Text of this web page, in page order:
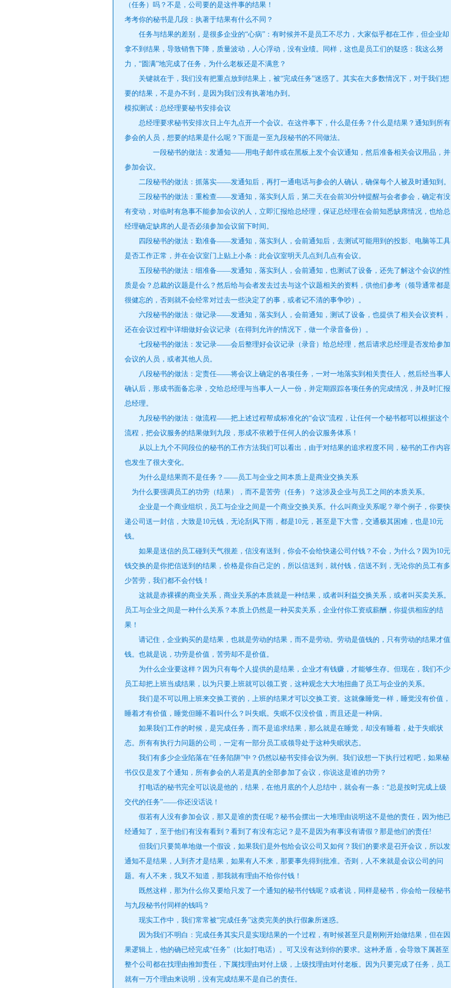
（任务）吗？不是，公司要的是这件事的结果！
考考你的秘书是几段：执著于结果有什么不同？
任务与结果的差别，是很多企业的“心病”：有时候并不是员工不尽力，大家似乎都在工作，但企业却
拿不到结果，导致销售下降，质量波动，人心浮动，没有业绩。同样，这也是员工们的疑惑：我这么努
力，“圆满”地完成了任务，为什么老板还是不满意？
关键就在于，我们没有把重点放到结果上，被“完成任务”迷惑了。其实在大多数情况下，对于我们想
要的结果，不是办不到，是因为我们没有执著地办到。
模拟测试：总经理要秘书安排会议
总经理要求秘书安排次日上午九点开一个会议。在这件事下，什么是任务？什么是结果？通知到所有
参会的人员，想要的结果是什么呢？下面是一至九段秘书的不同做法。
一段秘书的做法：发通知——用电子邮件或在黑板上发个会议通知，然后准备相关会议用品，并
参加会议。
二段秘书的做法：抓落实——发通知后，再打一通电话与参会的人确认，确保每个人被及时通知到。
三段秘书的做法：重检查——发通知，落实到人后，第二天在会前30分钟提醒与会者参会，确定有没
有变动，对临时有急事不能参加会议的人，立即汇报给总经理，保证总经理在会前知悉缺席情况，也给总
经理确定缺席的人是否必须参加会议留下时间。
四段秘书的做法：勤准备——发通知，落实到人，会前通知后，去测试可能用到的投影、电脑等工具
是否工作正常，并在会议室门上贴上小条：此会议室明天几点到几点有会议。
五段秘书的做法：细准备——发通知，落实到人，会前通知，也测试了设备，还先了解这个会议的性
质是会？总裁的议题是什么？然后给与会者发去过去与这个议题相关的资料，供他们参考（领导通常都是
很健忘的，否则就不会经常对过去一些决定了的事，或者记不清的事争吵）。
六段秘书的做法：做记录——发通知，落实到人，会前通知，测试了设备，也提供了相关会议资料，
还在会议过程中详细做好会议记录（在得到允许的情况下，做一个录音备份）。
七段秘书的做法：发记录——会后整理好会议记录（录音）给总经理，然后请求总经理是否发给参加
会议的人员，或者其他人员。
八段秘书的做法：定责任——将会议上确定的各项任务，一对一地落实到相关责任人，然后经当事人
确认后，形成书面备忘录，交给总经理与当事人一人一份，并定期跟踪各项任务的完成情况，并及时汇报
总经理。
九段秘书的做法：做流程——把上述过程帮成标准化的“会议”流程，让任何一个秘书都可以根据这个
流程，把会议服务的结果做到九段，形成不依赖于任何人的会议服务体系！
从以上九个不同段位的秘书的工作方法我们可以看出，由于对结果的追求程度不同，秘书的工作内容
也发生了很大变化。
为什么是结果而不是任务？——员工与企业之间本质上是商业交换关系
为什么要强调员工的功劳（结果），而不是苦劳（任务）？这涉及企业与员工之间的本质关系。
企业是一个商业组织，员工与企业之间是一个商业交换关系。什么叫商业关系呢？举个例子，你要快
递公司送一封信，大致是10元钱，无论刮风下雨，都是10元，甚至是下大雪，交通极其困难，也是10元
钱。
如果是送信的员工碰到天气很差，信没有送到，你会不会给快递公司付钱？不会，为什么？因为10元
钱交换的是你把信送到的结果，价格是你自己定的，所以信送到，就付钱，信送不到，无论你的员工有多
少苦劳，我们都不会付钱！
这就是赤裸裸的商业关系，商业关系的本质就是一种结果，或者叫利益交换关系，或者叫买卖关系。
员工与企业之间是一种什么关系？本质上仍然是一种买卖关系，企业付你工资或薪酬，你提供相应的结
果！
请记住，企业购买的是结果，也就是劳动的结果，而不是劳动。劳动是值钱的，只有劳动的结果才值
钱。也就是说，功劳是价值，苦劳却不是价值。
为什么企业要这样？因为只有每个人提供的是结果，企业才有钱赚，才能够生存。但现在，我们不少
员工却把上班当成结果，以为只要上班就可以领工资，这种观念大大地扭曲了员工与企业的关系。
我们是不可以用上班来交换工资的，上班的结果才可以交换工资。这就像睡觉一样，睡觉没有价值，
睡着才有价值，睡觉但睡不着叫什么？叫失眠。失眠不仅没价值，而且还是一种病。
如果我们工作的时候，是完成任务，而不是追求结果，那么就是在睡觉，却没有睡着，处于失眠状
态。所有有执行力问题的公司，一定有一部分员工或领导处于这种失眠状态。
我们有多少企业陷落在“任务陷阱”中？仍然以秘书安排会议为例。我们设想一下执行过程吧，如果秘
书仅仅是发了个通知，所有参会的人若是真的全部参加了会议，你说这是谁的功劳？
打电话的秘书完全可以说是他的，结果，在他月底的个人总结中，就会有一条：“总是按时完成上级
交代的任务”——你还没话说！
假若有人没有参加会议，那又是谁的责任呢？秘书会摆出一大堆理由说明这不是他的责任，因为他已
经通知了，至于他们有没有看到？看到了有没有忘记？是不是因为有事没有请假？那是他们的责任!
但我们只要简单地做一个假设，如果我们是外包给会议公司又如何？我们的要求是召开会议，所以发
通知不是结果，人到齐才是结果，如果有人不来，那要事先得到批准。否则，人不来就是会议公司的问
题。有人不来，我又不知道，那我就有理由不给你付钱！
既然这样，那为什么你又要给只发了一个通知的秘书付钱呢？或者说，同样是秘书，你会给一段秘书
与九段秘书付同样的钱吗？
现实工作中，我们常常被“完成任务”这类完美的执行假象所迷惑。
因为我们不明白：完成任务其实只是实现结果的一个过程，有时候甚至只是刚刚开始做结果，但在因
果逻辑上，他的确已经完成“任务”（比如打电话）。可又没有达到你的要求。这种矛盾，会导致下属甚至
整个公司都在找理由推卸责任，下属找理由对付上级，上级找理由对付老板。因为只要完成了任务，员工
就有一万个理由来说明，没有完成结果不是自己的责任。